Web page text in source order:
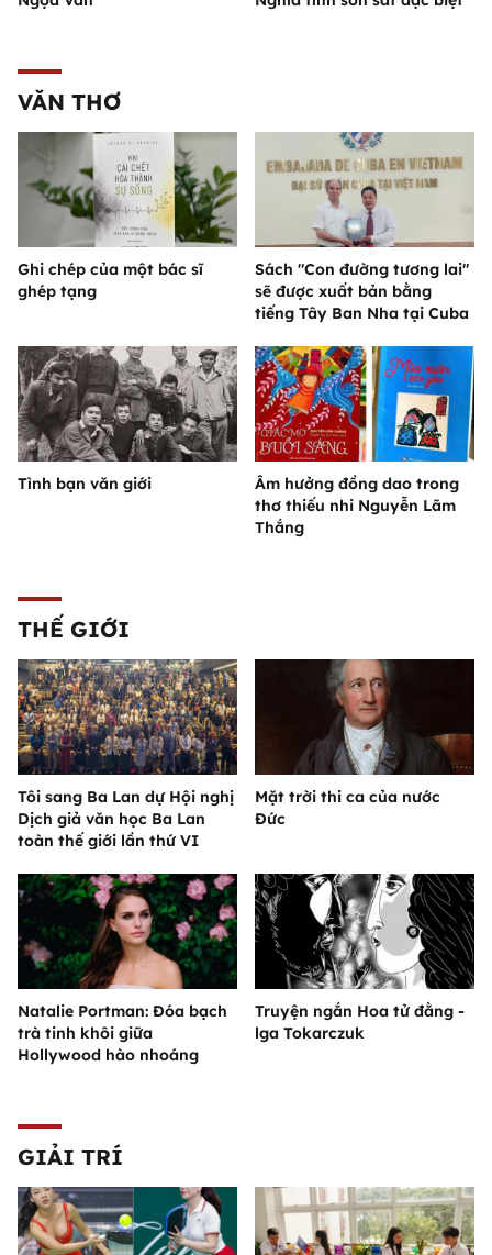
VĂN THƠ
Ghi chép của một bác sĩ
ghép tạng
Sách "Con đường tương lai"
sẽ được xuất bản bằng
tiếng Tây Ban Nha tại Cuba
Tình bạn văn giới
Âm hưởng đồng dao trong
thơ thiếu nhi Nguyễn Lãm
Thắng
THẾ GIỚI
Tôi sang Ba Lan dự Hội nghị
Dịch giả văn học Ba Lan
toàn thế giới lần thứ VI
Mặt trời thi ca của nước
Đức
Natalie Portman: Đóa bạch
trà tinh khôi giữa
Hollywood hào nhoáng
Truyện ngắn Hoa tử đằng -
lga Tokarczuk
GIẢI TRÍ